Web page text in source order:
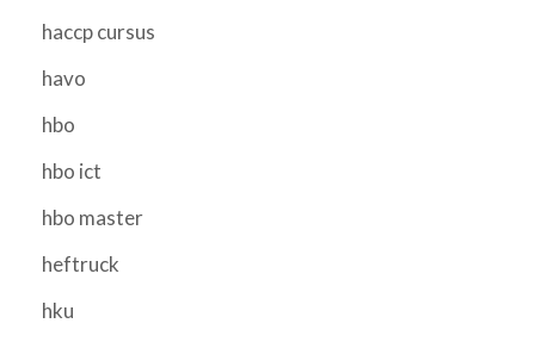
haccp cursus
havo
hbo
hbo ict
hbo master
heftruck
hku